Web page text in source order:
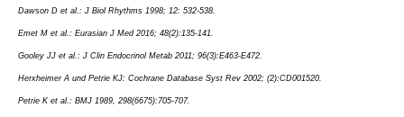
Dawson D et al.: J Biol Rhythms 1998; 12: 532-538.
Emet M et al.: Eurasian J Med 2016; 48(2):135-141.
Gooley JJ et al.: J Clin Endocrinol Metab 2011; 96(3):E463-E472.
Herxheimer A und Petrie KJ: Cochrane Database Syst Rev 2002; (2):CD001520.
Petrie K et al.: BMJ 1989, 298(6675):705-707.